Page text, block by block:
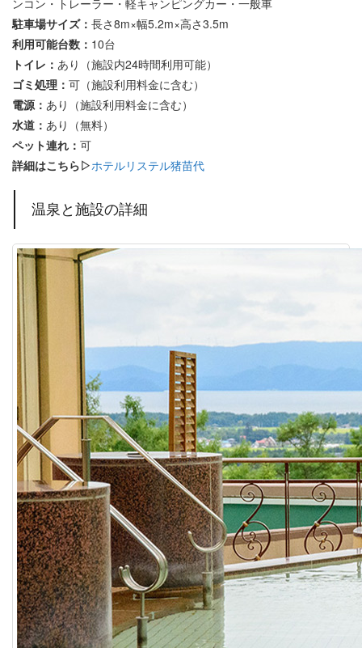
ンコン・トレーラー・軽キャンピングカー・一般車
駐車場サイズ： 長さ8m×幅5.2m×高さ3.5m
利用可能台数： 10台
トイレ： あり（施設内24時間利用可能）
ゴミ処理： 可（施設利用料金に含む）
電源： あり（施設利用料金に含む）
水道： あり（無料）
ペット連れ： 可
詳細はこちら▷ホテルリステル猪苗代
温泉と施設の詳細